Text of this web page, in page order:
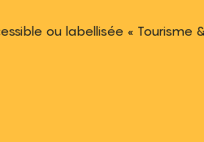
ou labellisée « Tourisme
aux favoris